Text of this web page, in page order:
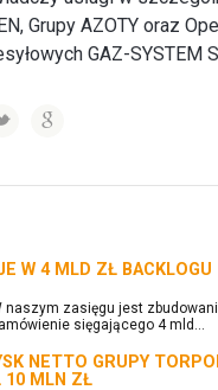
Grupy AZOTY oraz
GAZ-SYSTEM
W 4 MLD ZŁ BACKLOGU
naszym zasięgu jest
sięgającego 4 mld...
NETTO GRUPY
10 MLN ZŁ